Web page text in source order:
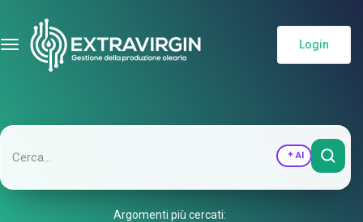
Login
AI
Argomenti più cercati: